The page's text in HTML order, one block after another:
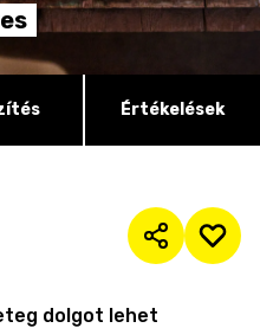
Értékelések
dolgot lehet